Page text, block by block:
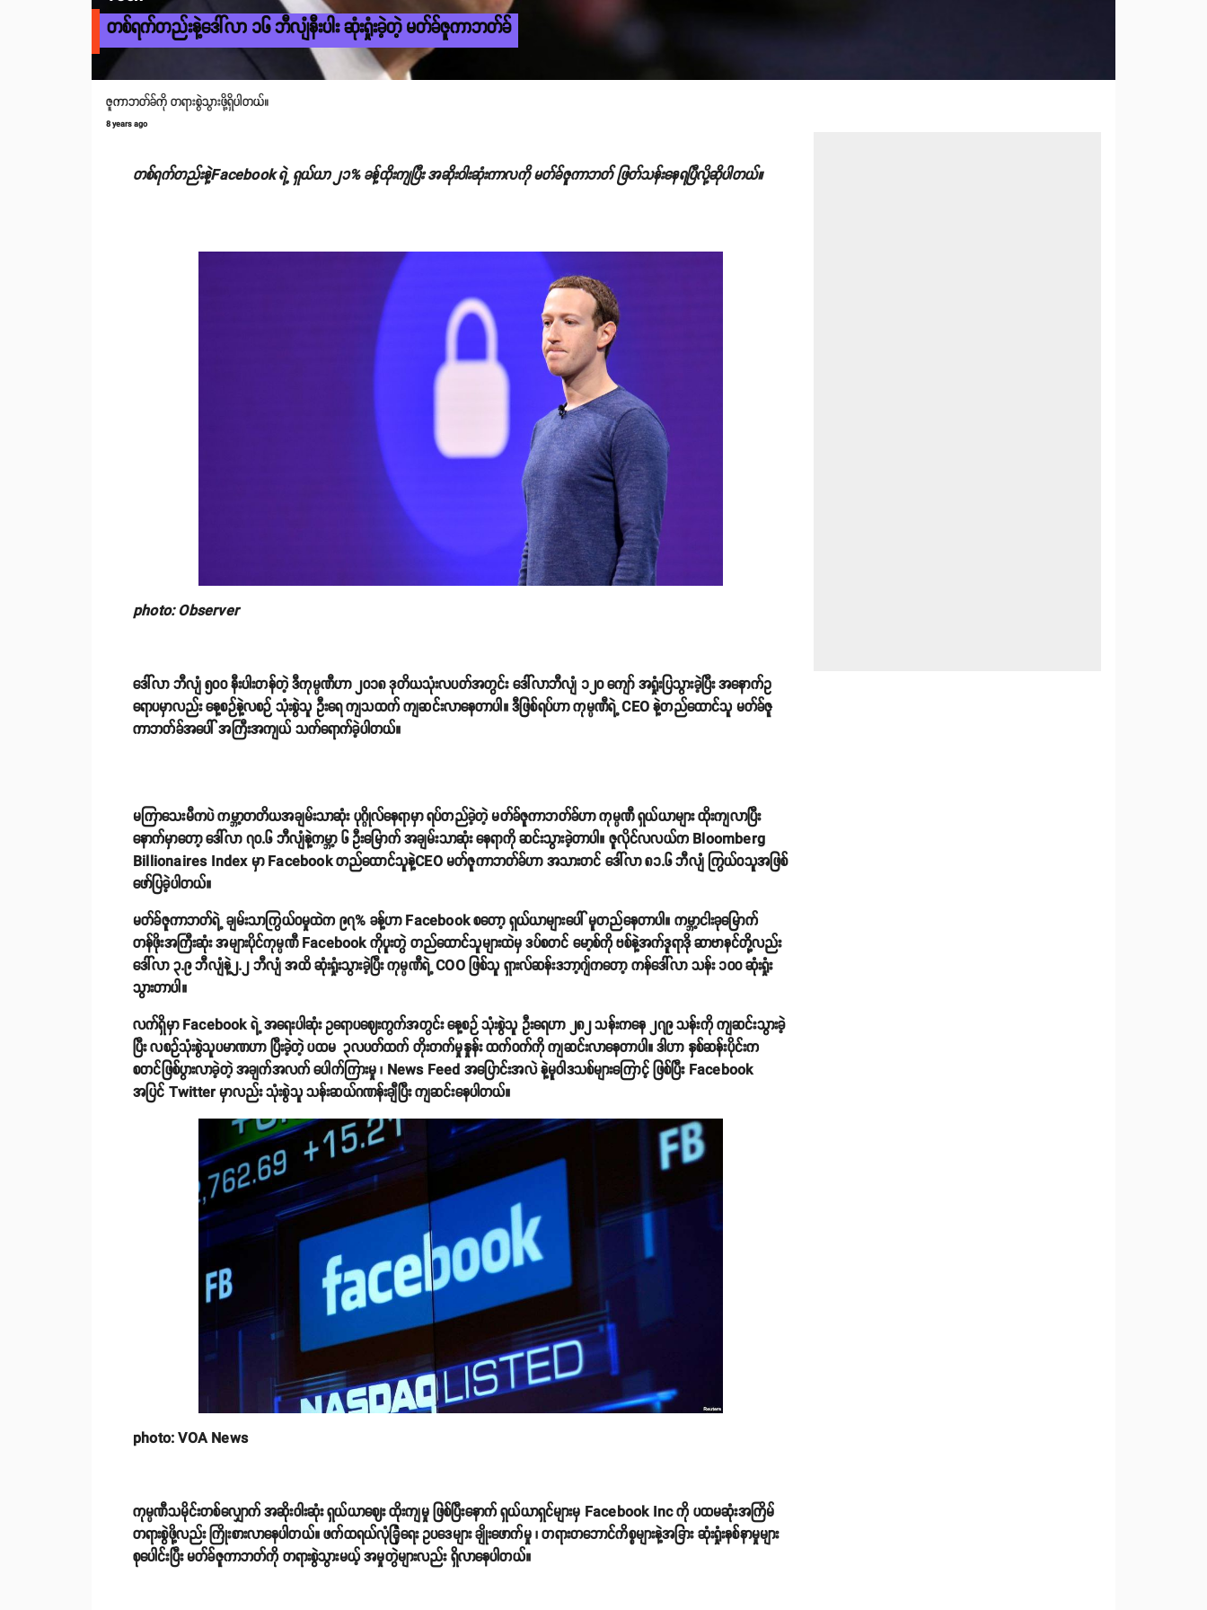
တစ်ရက်တည်းနဲ့ဒေါ်လာ ၁၆ ဘီလျံနီးပါး ဆုံးရှုံးခဲ့တဲ့ မတ်ခ်ဇူကာဘတ်ခ်
ဇူကာဘတ်ခ်ကို တရားစွဲသွားဖို့ရှိပါတယ်။
8 years ago
တစ်ရက်တည်းနဲ့Facebook ရဲ့ ရှယ်ယာ ၂၁% ခန့်ထိုးကျပြီး အဆိုးဝါးဆုံးကာလကို မတ်ခ်ဇူကာဘတ် ဖြတ်သန်းနေရပြီလို့ဆိုပါတယ်။
photo: Observer
ဒေါ်လာ ဘီလျံ ၅၀၀ နီးပါးတန်တဲ့ ဒီကုမ္ပဏီဟာ ၂၀၁၈ ဒုတိယသုံးလပတ်အတွင်း ဒေါ်လာဘီလျံ ၁၂၀ ကျော် အရှုံးပြသွားခဲ့ပြီး အနောက်ဥ
ရောပမှာလည်း နေ့စဉ်နဲ့လစဉ် သုံးစွဲသူ ဦးရေ ကျသထက် ကျဆင်းလာနေတာပါ။ ဒီဖြစ်ရပ်ဟာ ကုမ္ပဏီရဲ့ CEO နဲ့တည်ထောင်သူ မတ်ခ်ဇူ
ကာဘတ်ခ်အပေါ် အကြီးအကျယ် သက်ရောက်ခဲ့ပါတယ်။
မကြာသေးမီကပဲ ကမ္ဘာ့တတိယအချမ်းသာဆုံး ပုဂ္ဂိုလ်နေရာမှာ ရပ်တည်ခဲ့တဲ့ မတ်ခ်ဇူကာဘတ်ခ်ဟာ ကုမ္ပဏီ ရှယ်ယာများ ထိုးကျလာပြီး
နောက်မှာတော့ ဒေါ်လာ ၇၀.၆ ဘီလျံနဲ့ကမ္ဘာ့ ၆ ဦးမြောက် အချမ်းသာဆုံး နေရာကို ဆင်းသွားခဲ့တာပါ။ ဇူလိုင်လလယ်က Bloomberg
Billionaires Index မှာ Facebook တည်ထောင်သူနဲ့CEO မတ်ဇူကာဘတ်ခ်ဟာ အသားတင် ဒေါ်လာ ၈၁.၆ ဘီလျံ ကြွယ်ဝသူအဖြစ်
ဖော်ပြခဲ့ပါတယ်။
မတ်ခ်ဇူကာဘတ်ရဲ့ ချမ်းသာကြွယ်ဝမှုထဲက ၉၇% ခန့်ဟာ Facebook စတော့ ရှယ်ယာများပေါ် မူတည်နေတာပါ။ ကမ္ဘာ့ငါးခုမြောက်
တန်ဖိုးအကြီးဆုံး အများပိုင်ကုမ္ပဏီ Facebook ကိုပူးတွဲ တည်ထောင်သူများထဲမှ ဒပ်စတင် မော့စ်ကို ဗစ်နဲ့အက်ဒူရာဒို ဆာဗာနင်တို့လည်း
ဒေါ်လာ ၃.၉ ဘီလျံနဲ့၂.၂ ဘီလျံ အထိ ဆုံးရှုံးသွားခဲ့ပြီး ကုမ္ပဏီရဲ့ COO ဖြစ်သူ ရှားလ်ဆန်းဒဘာ့ဂျ်ကတော့ ကန်ဒေါ်လာ သန်း ၁၀၀ ဆုံးရှုံး
သွားတာပါ။
လက်ရှိမှာ Facebook ရဲ့ အရေးပါဆုံး ဥရောပဈေးကွက်အတွင်း နေ့စဉ် သုံးစွဲသူ ဦးရေဟာ ၂၈၂ သန်းကနေ ၂၇၉ သန်းကို ကျဆင်းသွားခဲ့
ပြီး လစဉ်သုံးစွဲသူပမာဏဟာ ပြီးခဲ့တဲ့ ပထမ ၃လပတ်ထက် တိုးတက်မှုနှုန်း ထက်ဝက်ကို ကျဆင်းလာနေတာပါ။ ဒါဟာ နှစ်ဆန်းပိုင်းက
စတင်ဖြစ်ပွားလာခဲ့တဲ့ အချက်အလက် ပေါက်ကြားမှု ၊ News Feed အပြောင်းအလဲ နဲ့မူဝါဒသစ်များကြောင့် ဖြစ်ပြီး Facebook
အပြင် Twitter မှာလည်း သုံးစွဲသူ သန်းဆယ်ဂဏန်းချီပြီး ကျဆင်းနေပါတယ်။
photo: VOA News
ကုမ္ပဏီသမိုင်းတစ်လျှောက် အဆိုးဝါးဆုံး ရှယ်ယာဈေး ထိုးကျမှု ဖြစ်ပြီးနောက် ရှယ်ယာရှင်များမှ Facebook Inc ကို ပထမဆုံးအကြိမ်
တရားစွဲဖို့လည်း ကြိုးစားလာနေပါတယ်။ ဖက်ထရယ်လုံခြုံရေး ဥပဒေများ ချိုးဖောက်မှု ၊ တရားတဘောင်ကိစ္စများနဲ့အခြား ဆုံးရှုံးနစ်နာမှုများ
စုပေါင်းပြီး မတ်ခ်ဇူကာဘတ်ကို တရားစွဲသွားမယ့် အမှုတွဲများလည်း ရှိလာနေပါတယ်။